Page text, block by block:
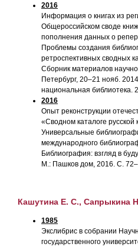
2016
Информация о книгах из
Общероссийском своде
пополнения данных о
Проблемы создания
ретроспективных сводных
Сборник материалов
Петербург, 20–21 нояб.
национальная библиотека.
2016
Опыт реконструкции
«Сводном каталоге русской
Универсальные
международного
Библиография: взгляд в
М.: Пашков дом, 2016. С.
Кашутина Е. С., Сапрыкина
1985
Экслибрис в собрании
государственного